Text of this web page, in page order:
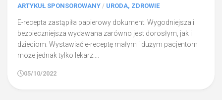
ARTYKUŁ SPONSOROWANY / URODA, ZDROWIE
E-recepta zastąpiła papierowy dokument. Wygodniejsza i
bezpieczniejsza wydawana zarówno jest dorosłym, jak i
dzieciom. Wystawiać e-receptę małym i dużym pacjentom
może jednak tylko lekarz....
05/10/2022